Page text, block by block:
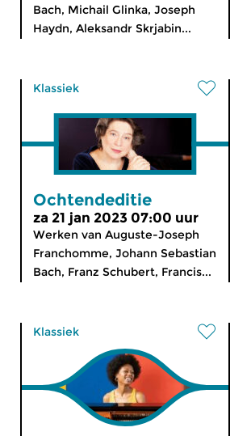
Bach, Michail Glinka, Joseph
Haydn, Aleksandr Skrjabin...
Klassiek
Ochtendeditie
za 21 jan 2023 07:00 uur
Werken van Auguste-Joseph
Franchomme, Johann Sebastian
Bach, Franz Schubert, Francis...
Klassiek